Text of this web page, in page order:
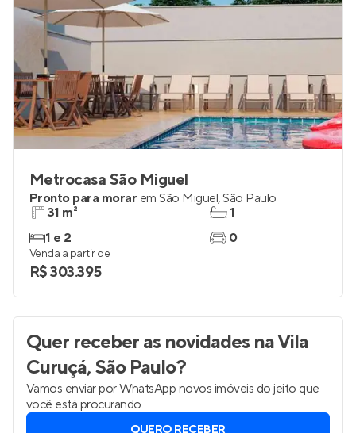
Metrocasa São Miguel
Pronto para morar em São Miguel,São Paulo
31 m²
1 e 2
1
0
Venda a partir de
R$ 303.395
Quer receber as novidades na Vila
Curuçá, São Paulo?
Vamos enviar por WhatsApp novos imóveis do jeito que
você está procurando.
QUERO RECEBER